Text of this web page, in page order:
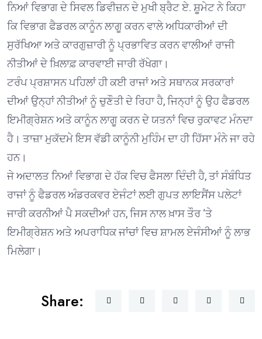
ਨਿਆਂ ਵਿਭਾਗ ਦੇ ਸਿਵਲ ਡਿਵੀਜ਼ਨ ਦੇ ਮੁਖੀ ਬ੍ਰੈਟ ਏ. ਸ਼ੂਮੇਟ ਨੇ ਕਿਹਾ
ਕਿ ਵਿਭਾਗ ਫੈਡਰਲ ਕਾਨੂੰਨ ਲਾਗੂ ਕਰਨ ਵਾਲੇ ਅਧਿਕਾਰੀਆਂ ਦੀ
ਸੁਰੱਖਿਆ ਅਤੇ ਕਾਰਗੁਜ਼ਾਰੀ ਨੂੰ ਪ੍ਰਭਾਵਿਤ ਕਰਨ ਵਾਲੀਆਂ ਰਾਜੀ
ਨੀਤੀਆਂ ਦੇ ਖ਼ਿਲਾਫ਼ ਕਾਰਵਾਈ ਜਾਰੀ ਰੱਖੇਗਾ।
ਟਰੰਪ ਪ੍ਰਸ਼ਾਸਨ ਪਹਿਲਾਂ ਹੀ ਕਈ ਰਾਜਾਂ ਅਤੇ ਸਥਾਨਕ ਸਰਕਾਰਾਂ
ਦੀਆਂ ਉਨ੍ਹਾਂ ਨੀਤੀਆਂ ਨੂੰ ਚੁਣੌਤੀ ਦੇ ਰਿਹਾ ਹੈ, ਜਿਨ੍ਹਾਂ ਨੂੰ ਉਹ ਫੈਡਰਲ
ਇਮੀਗ੍ਰੇਸ਼ਨ ਅਤੇ ਕਾਨੂੰਨ ਲਾਗੂ ਕਰਨ ਦੇ ਯਤਨਾਂ ਵਿਚ ਰੁਕਾਵਟ ਮੰਨਦਾ
ਹੈ। ਤਾਜ਼ਾ ਮੁਕੱਦਮੇ ਇਸ ਵੱਡੀ ਕਾਨੂੰਨੀ ਮੁਹਿੰਮ ਦਾ ਹੀ ਹਿੱਸਾ ਮੰਨੇ ਜਾ ਰਹੇ
ਹਨ।
ਜੇ ਅਦਾਲਤ ਨਿਆਂ ਵਿਭਾਗ ਦੇ ਹੱਕ ਵਿਚ ਫੈਸਲਾ ਦਿੰਦੀ ਹੈ, ਤਾਂ ਸੰਬੰਧਿਤ
ਰਾਜਾਂ ਨੂੰ ਫੈਡਰਲ ਅੰਡਰਕਵਰ ਏਜੰਟਾਂ ਲਈ ਗੁਪਤ ਲਾਇਸੈਂਸ ਪਲੇਟਾਂ
ਜਾਰੀ ਕਰਨੀਆਂ ਪੈ ਸਕਦੀਆਂ ਹਨ, ਜਿਸ ਨਾਲ ਖ਼ਾਸ ਤੌਰ ‘ਤੇ
ਇਮੀਗ੍ਰੇਸ਼ਨ ਅਤੇ ਅਪਰਾਧਿਕ ਜਾਂਚਾਂ ਵਿਚ ਸ਼ਾਮਲ ਏਜੰਸੀਆਂ ਨੂੰ ਲਾਭ
ਮਿਲੇਗਾ।
Share: